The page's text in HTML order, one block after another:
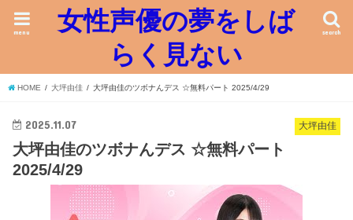
女性声優の夢をしば
らく見ない
search
menu
HOME 大坪由佳 大坪由佳のツボナんデス ☆無料パート 2025/4/29
大坪由佳
2025.11.07
大坪由佳のツボナんデス ☆無料パート
2025/4/29